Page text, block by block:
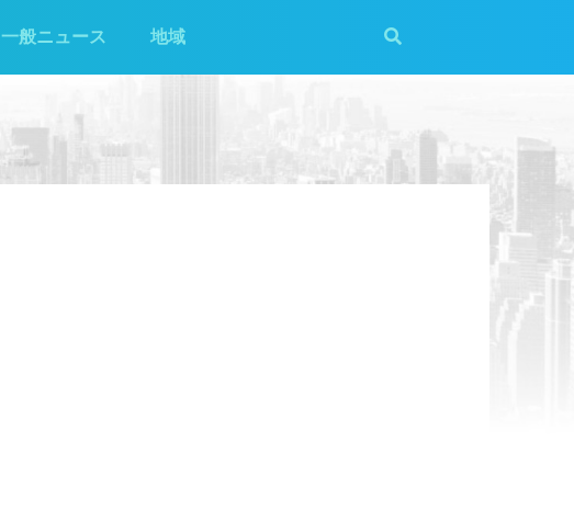
一般ニュース 地域